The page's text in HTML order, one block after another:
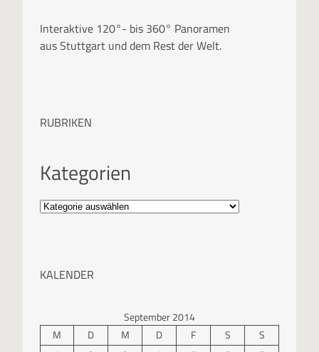
Interaktive 120°- bis 360° Panoramen
aus Stuttgart und dem Rest der Welt.
RUBRIKEN
Kategorien
KALENDER
September 2014
M
D M D F S
S